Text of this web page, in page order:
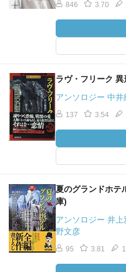
846 3.70
ラヴ・フリーク
アンソロジー 中
137 3.54
夏のグランドホテ
庫)
アンソロジー 井
野文彦
95 3.81